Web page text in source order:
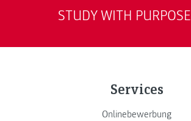
STUDY WITH PURPOSE
Services
Onlinebewerbung